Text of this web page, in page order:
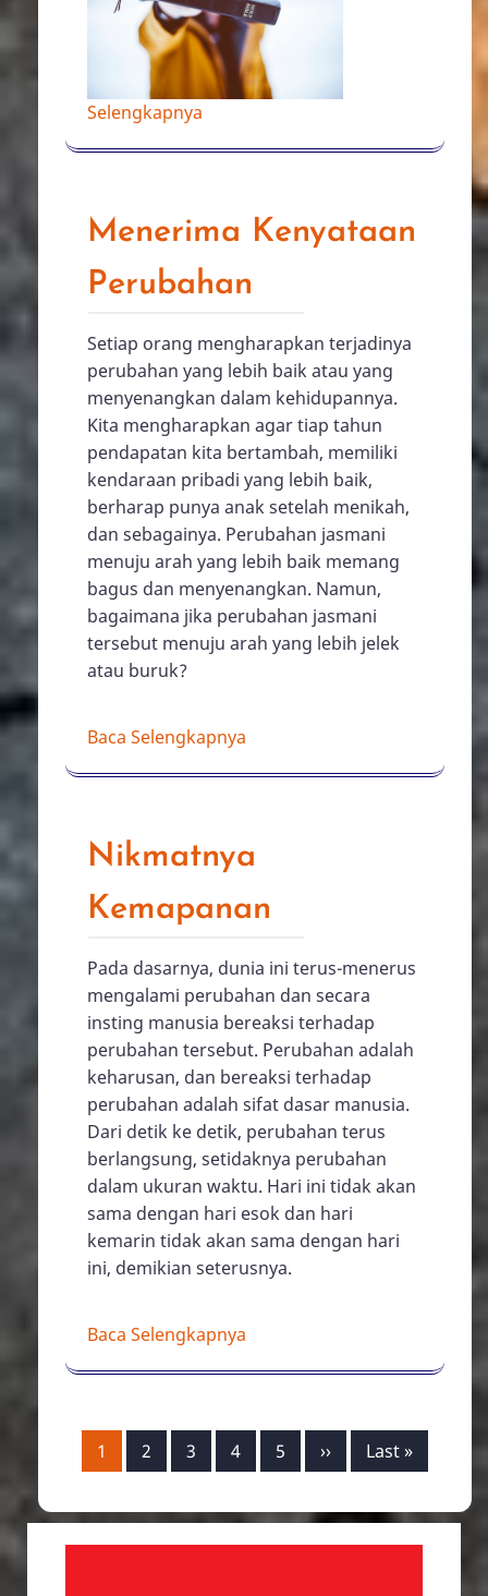
Selengkapnya
Menerima Kenyataan
Perubahan
Setiap orang mengharapkan terjadinya
perubahan yang lebih baik atau yang
menyenangkan dalam kehidupannya.
Kita mengharapkan agar tiap tahun
pendapatan kita bertambah, memiliki
kendaraan pribadi yang lebih baik,
berharap punya anak setelah menikah,
dan sebagainya. Perubahan jasmani
menuju arah yang lebih baik memang
bagus dan menyenangkan. Namun,
bagaimana jika perubahan jasmani
tersebut menuju arah yang lebih jelek
atau buruk?
Baca Selengkapnya
Nikmatnya
Kemapanan
Pada dasarnya, dunia ini terus-menerus
mengalami perubahan dan secara
insting manusia bereaksi terhadap
perubahan tersebut. Perubahan adalah
keharusan, dan bereaksi terhadap
perubahan adalah sifat dasar manusia.
Dari detik ke detik, perubahan terus
berlangsung, setidaknya perubahan
dalam ukuran waktu. Hari ini tidak akan
sama dengan hari esok dan hari
kemarin tidak akan sama dengan hari
ini, demikian seterusnya.
Baca Selengkapnya
Pagination
Page
1 Page
2 Page
3 Page
4 Page
5
Next
page
››
Last
page
Last »